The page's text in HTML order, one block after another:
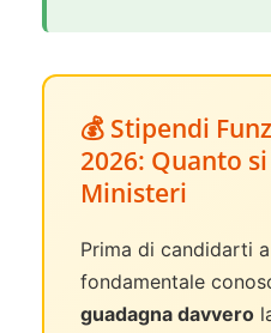
💰 Stipendi
2026: Quanto
Ministeri
Prima di candidarti
fondamentale
guadagna davvero